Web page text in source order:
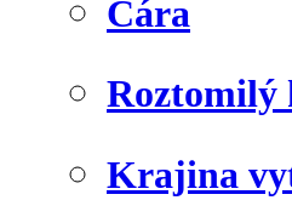
Čára
Roztomilý
Krajina